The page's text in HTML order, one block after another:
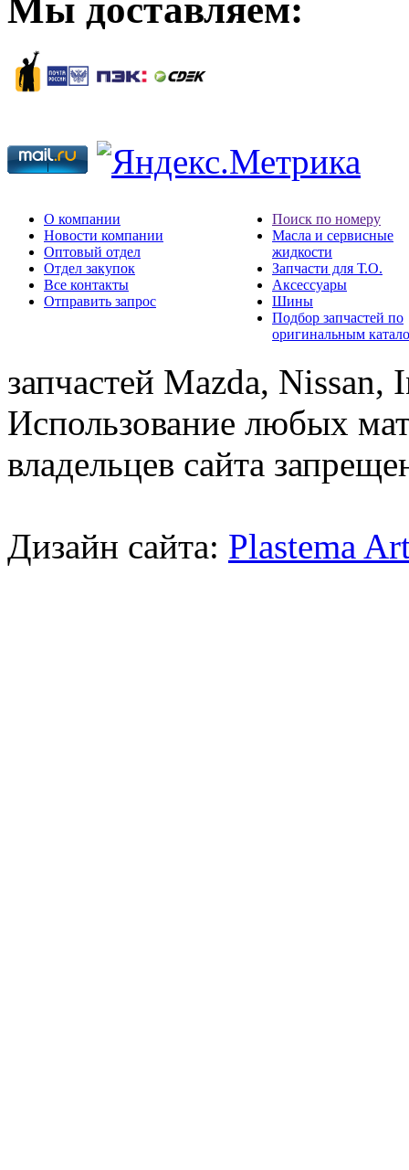
Мы доставляем:
О компании
Новости компании
Оптовый отдел
Отдел закупок
Все контакты
Отправить запрос
Поиск по номеру
Масла и сервисные
жидкости
Запчасти для Т.О.
Аксессуары
Шины
Подбор запчастей по
оригинальным
запчастей Mazda,
Использование любых
владельцев сайта
Дизайн сайта: Plastema